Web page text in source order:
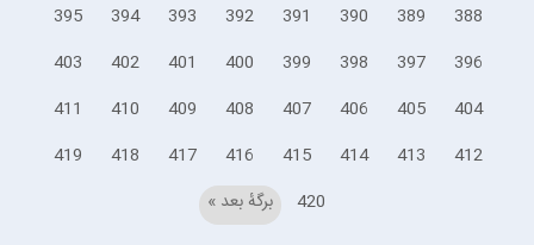
388
389
390
391
392
393
394
395
396
397
398
399
400
401
402
403
404
405
406
407
408
409
410
411
412
413
414
415
416
417
418
419
420
برگهٔ بعد »